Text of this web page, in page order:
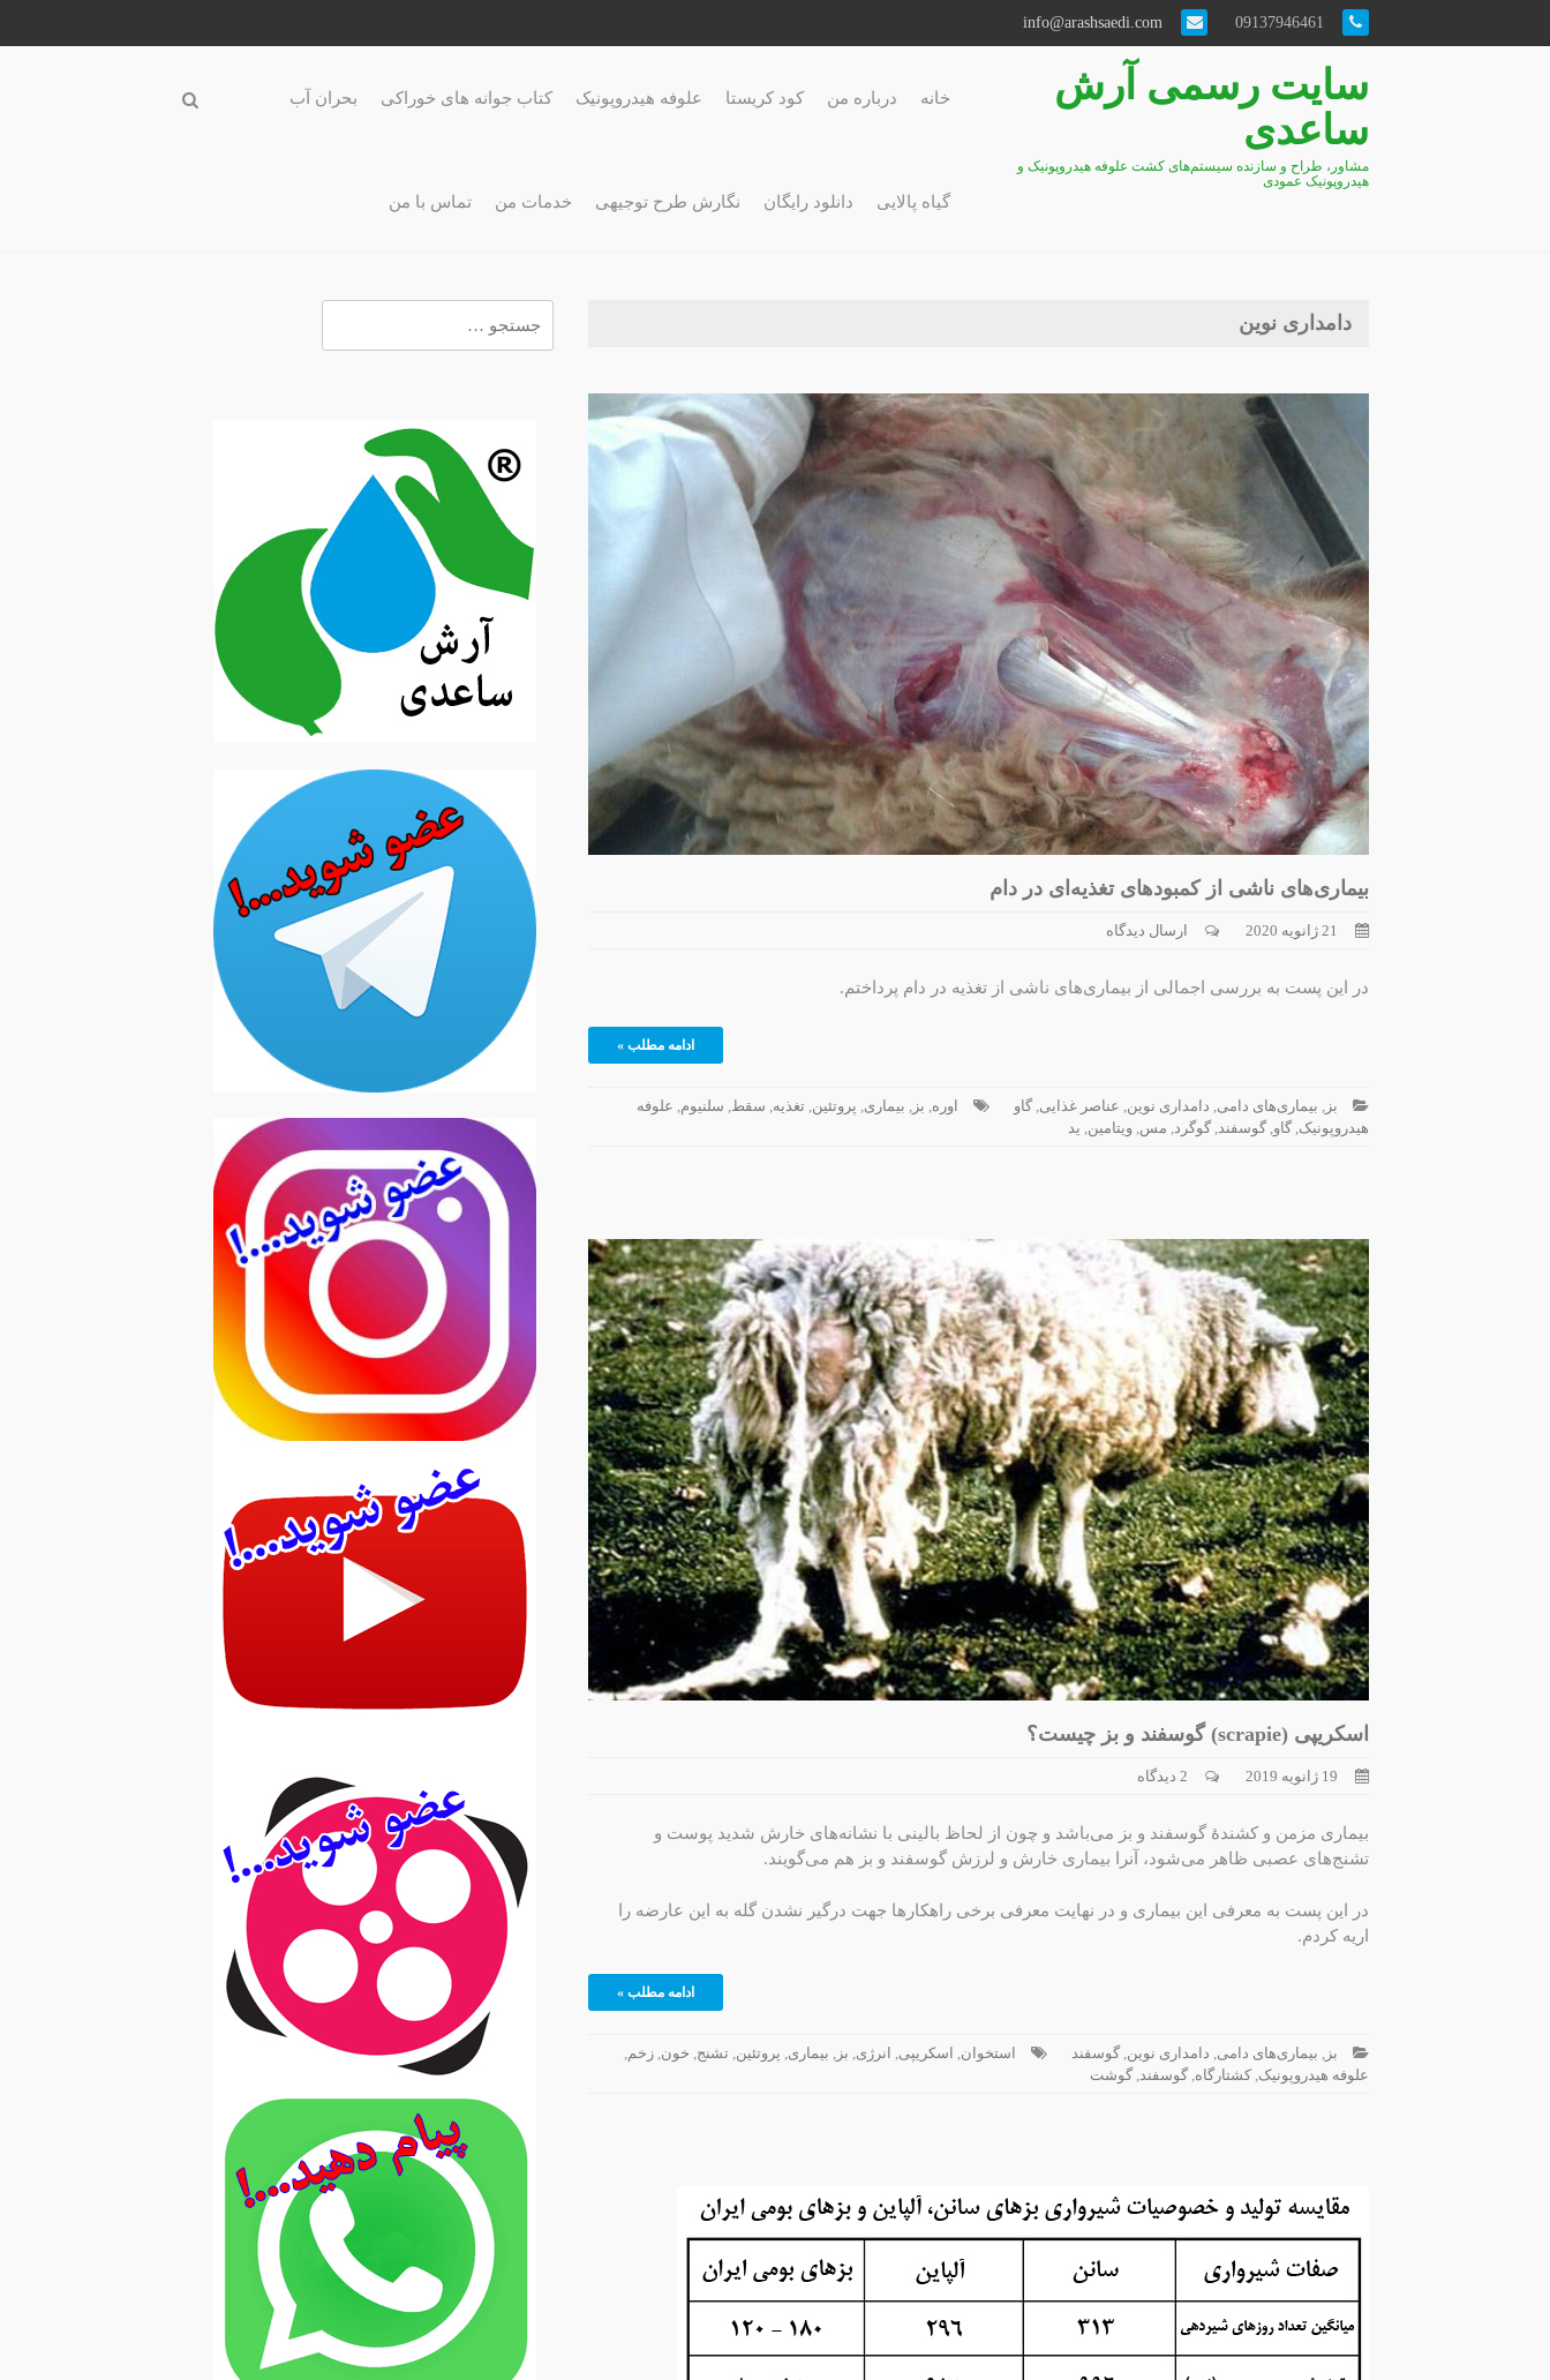
سایت رسمی آرش
ساعدی
مشاور، طراح و سازنده سیستم‌های کشت علوفه هیدروپونیک و
هیدروپونیک عمودی
خانه درباره من کود کریستا علوفه هیدروپونیک کتاب جوانه های خوراکی بحران آب
گیاه پالایی دانلود رایگان نگارش طرح توجیهی خدمات من تماس با من
دامداری نوین
بیماری‌های ناشی از کمبودهای تغذیه‌ای در دام
21 ژانویه 2020 ارسال دیدگاه
در این پست به بررسی اجمالی از بیماری‌های ناشی از تغذیه در دام پرداختم.
ادامه مطلب »
بز بیماری‌های دامی دامداری نوین عناصر غذایی گاو اوره بز بیماری پروتئین تغذیه سقط سلنیوم علوفه
هیدروپونیک گاو گوسفند گوگرد مس ویتامین ید
اسکریپی (scrapie) گوسفند و بز چیست؟
19 ژانویه 2019 2 دیدگاه
بیماری مزمن و کشندۀ گوسفند و بز می‌باشد و چون از لحاظ بالینی با نشانه‌های خارش شدید پوست و
تشنج‌های عصبی ظاهر می‌شود، آنرا بیماری خارش و لرزش گوسفند و بز هم می‌گویند.
در این پست به معرفی این بیماری و در نهایت معرفی برخی راهکارها جهت درگیر نشدن گله به این عارضه را
اریه کردم.
ادامه مطلب »
بز , بیماری‌های دامی, دامداری نوین, گوسفند استخوان, اسکریپی, انرژی, بز , بیماری, پروتئین, تشنج, خون, زخم,
علوفه هیدروپونیک, کشتارگاه, گوسفند, گوشت
برای: